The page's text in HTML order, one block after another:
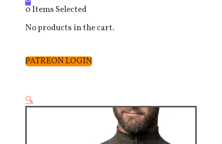
0Items Selected
No products in the cart.
PATREON LOGIN
🔍